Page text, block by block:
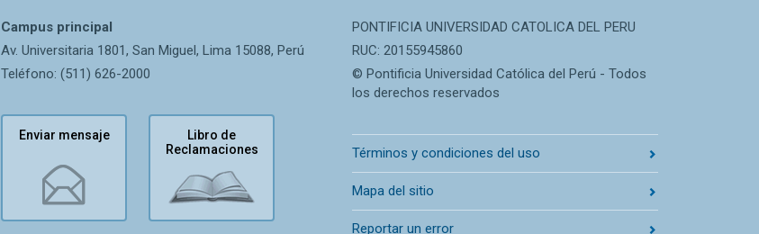
Campus principal
Av. Universitaria 1801, San Miguel, Lima 15088, Perú
Teléfono: (511) 626-2000
Enviar mensaje
Libro de
Reclamaciones
PONTIFICIA UNIVERSIDAD CATOLICA DEL PERU
RUC: 20155945860
© Pontificia Universidad Católica del Perú - Todos
los derechos reservados
Términos y condiciones del uso
Mapa del sitio
Reportar un error